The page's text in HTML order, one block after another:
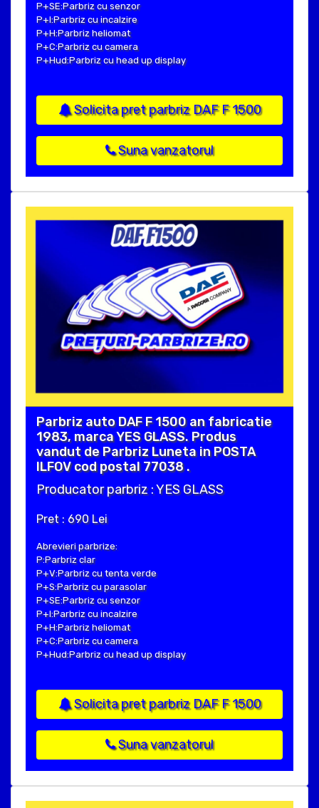
P+SE:Parbriz cu senzor
P+I:Parbriz cu incalzire
P+H:Parbriz heliomat
P+C:Parbriz cu camera
P+Hud:Parbriz cu head up display
Solicita pret parbriz DAF F 1500
Suna vanzatorul
Parbriz auto DAF F 1500 an fabricatie
1983, marca YES GLASS. Produs
vandut de Parbriz Luneta in POSTA
ILFOV cod postal 77038 .
Producator parbriz : YES GLASS
Pret : 690 Lei
Abrevieri parbrize:
P:Parbriz clar
P+V:Parbriz cu tenta verde
P+S:Parbriz cu parasolar
P+SE:Parbriz cu senzor
P+I:Parbriz cu incalzire
P+H:Parbriz heliomat
P+C:Parbriz cu camera
P+Hud:Parbriz cu head up display
Solicita pret parbriz DAF F 1500
Suna vanzatorul